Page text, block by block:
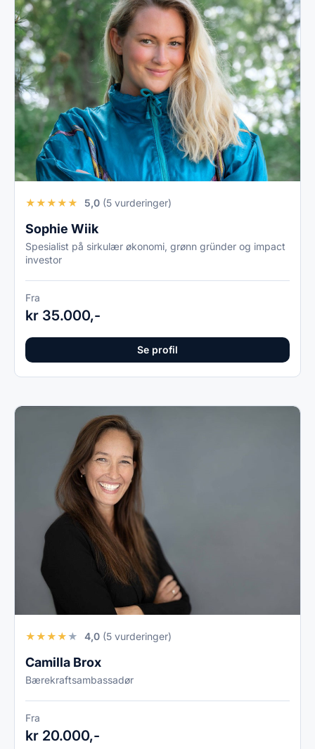
★★★★★ 5,0 (5 vurderinger)
Sophie Wiik
Spesialist på sirkulær økonomi, grønn gründer og impact
investor
Fra
kr 35.000,-
Se profil
★★★★ ★ 4,0 (5 vurderinger)
Camilla Brox
Bærekraftsambassadør
Fra
kr 20.000,-